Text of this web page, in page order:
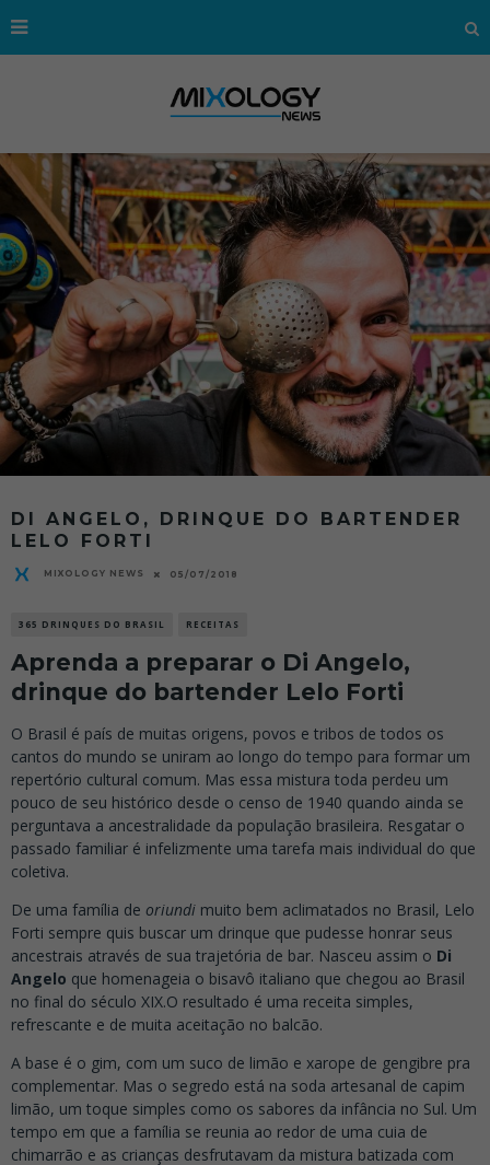
DI ANGELO, DRINQUE DO BARTENDER
LELO FORTI
MIXOLOGY NEWS 05/07/2018
365 DRINQUES DO BRASIL RECEITAS
Aprenda a preparar o Di Angelo,
drinque do bartender Lelo Forti
O Brasil é país de muitas origens, povos e tribos de todos os
cantos do mundo se uniram ao longo do tempo para formar um
repertório cultural comum. Mas essa mistura toda perdeu um
pouco de seu histórico desde o censo de 1940 quando ainda se
perguntava a ancestralidade da população brasileira. Resgatar o
passado familiar é infelizmente uma tarefa mais individual do que
coletiva.
De uma família de oriundi muito bem aclimatados no Brasil, Lelo
Forti sempre quis buscar um drinque que pudesse honrar seus
ancestrais através de sua trajetória de bar. Nasceu assim o Di
Angelo que homenageia o bisavô italiano que chegou ao Brasil
no final do século XIX.O resultado é uma receita simples,
refrescante e de muita aceitação no balcão.
A base é o gim, com um suco de limão e xarope de gengibre pra
complementar. Mas o segredo está na soda artesanal de capim
limão, um toque simples como os sabores da infância no Sul. Um
tempo em que a família se reunia ao redor de uma cuia de
chimarrão e as crianças desfrutavam da mistura batizada com